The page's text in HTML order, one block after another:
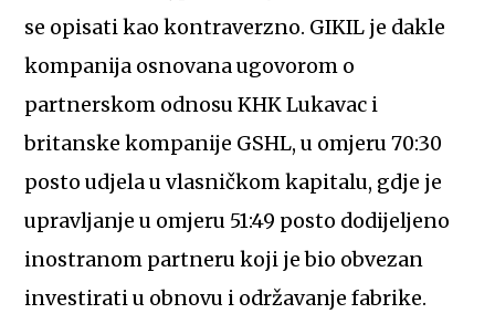
se opisati kao kontraverzno. GIKIL je dakle
kompanija osnovana ugovorom o
partnerskom odnosu KHK Lukavac i
britanske kompanije GSHL, u omjeru 70:30
posto udjela u vlasničkom kapitalu, gdje je
upravljanje u omjeru 51:49 posto dodijeljeno
inostranom partneru koji je bio obvezan
investirati u obnovu i održavanje fabrike.